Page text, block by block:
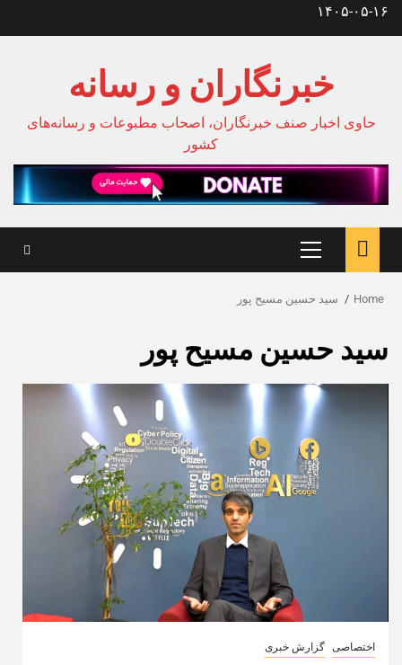
Skip۱۴۰۵-۰۵-۱۶
خبرنگاران و رسانه
حاوی اخبار صنف خبرنگاران، اصحاب مطبوعات و رسانه‌های
کشور
Primary
Menu
Home سید حسین مسیح پور
سید حسین مسیح پور
اختصاصی گزارش خبری